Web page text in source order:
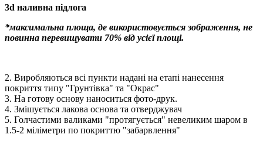
3d наливна підлога
*максимальна площа, де використовується зображення, не
повинна перевищувати 70% від усієї площі.
2. Виробляються всі пункти надані на етапі нанесення
покриття типу "Грунтівка" та "Окрас"
3. На готову основу наноситься фото-друк.
4. Змішується лакова основа та отверджувач
5. Голчастими валиками "протягується" невеликим шаром в
1.5-2 міліметри по покриттю "забарвлення"